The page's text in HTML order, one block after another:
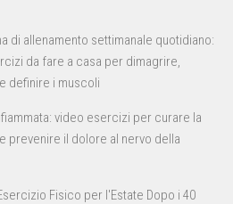
di allenamento settimanale quotidiano:
da fare a casa per dimagrire,
definire i muscoli
video esercizi per curare la
prevenire il dolore al nervo della
Fisico per l'Estate Dopo i 40